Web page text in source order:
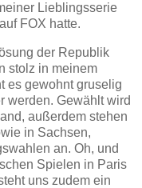
Lieblingsserie
FOX hatte.
der Republik
stolz in meinem
es gewohnt gruselig
werden. Gewählt wird
außerdem stehen
in Sachsen,
an. Oh, und
Spielen in Paris
uns zudem ein